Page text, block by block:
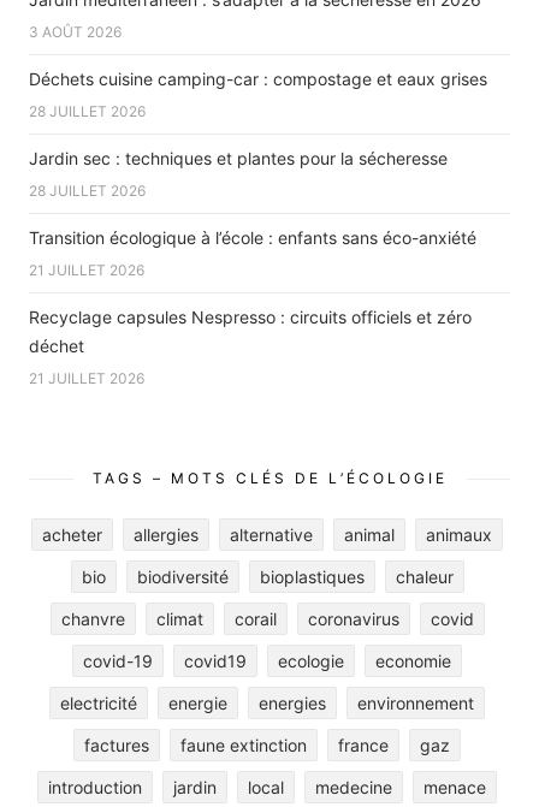
3 AOÛT 2026
Déchets cuisine camping-car : compostage et eaux grises
28 JUILLET 2026
Jardin sec : techniques et plantes pour la sécheresse
28 JUILLET 2026
Transition écologique à l’école : enfants sans éco-anxiété
21 JUILLET 2026
Recyclage capsules Nespresso : circuits officiels et zéro
déchet
21 JUILLET 2026
TAGS – MOTS CLÉS DE L’ÉCOLOGIE
acheter allergies alternative animal animaux
bio biodiversité bioplastiques chaleur
chanvre climat corail coronavirus covid
covid-19 covid19 ecologie economie
electricité energie energies environnement
factures faune extinction france gaz
introduction jardin local medecine menace